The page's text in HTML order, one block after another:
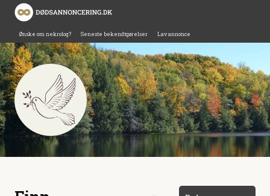
Ønske om nekrolog? Seneste bekendtgørelser Lav annonce